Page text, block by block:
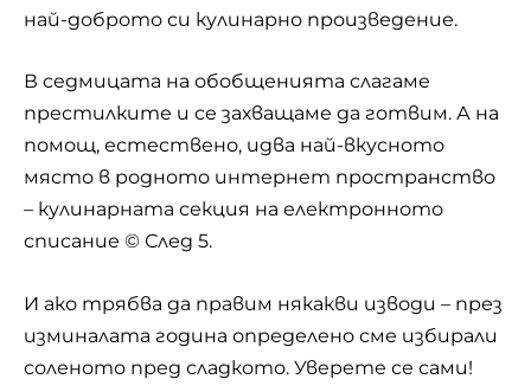
най-доброто си кулинарно произведение.
В седмицата на обобщенията слагаме
престилките и се захващаме да готвим. А на
помощ, естествено, идва най-вкусното
място в родното интернет пространство
– кулинарната секция на електронното
списание © След 5.
И ако трябва да правим някакви изводи – през
изминалата година определено сме избирали
соленото пред сладкото. Уверете се сами!